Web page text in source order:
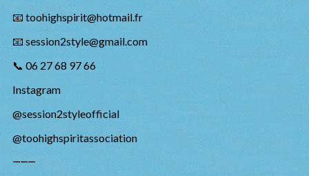
📧 toohighspirit@hotmail.fr
📧 session2style@gmail.com
📞 06 27 68 97 66
Instagram
@session2styleofficial
@toohighspiritassociation
⸻